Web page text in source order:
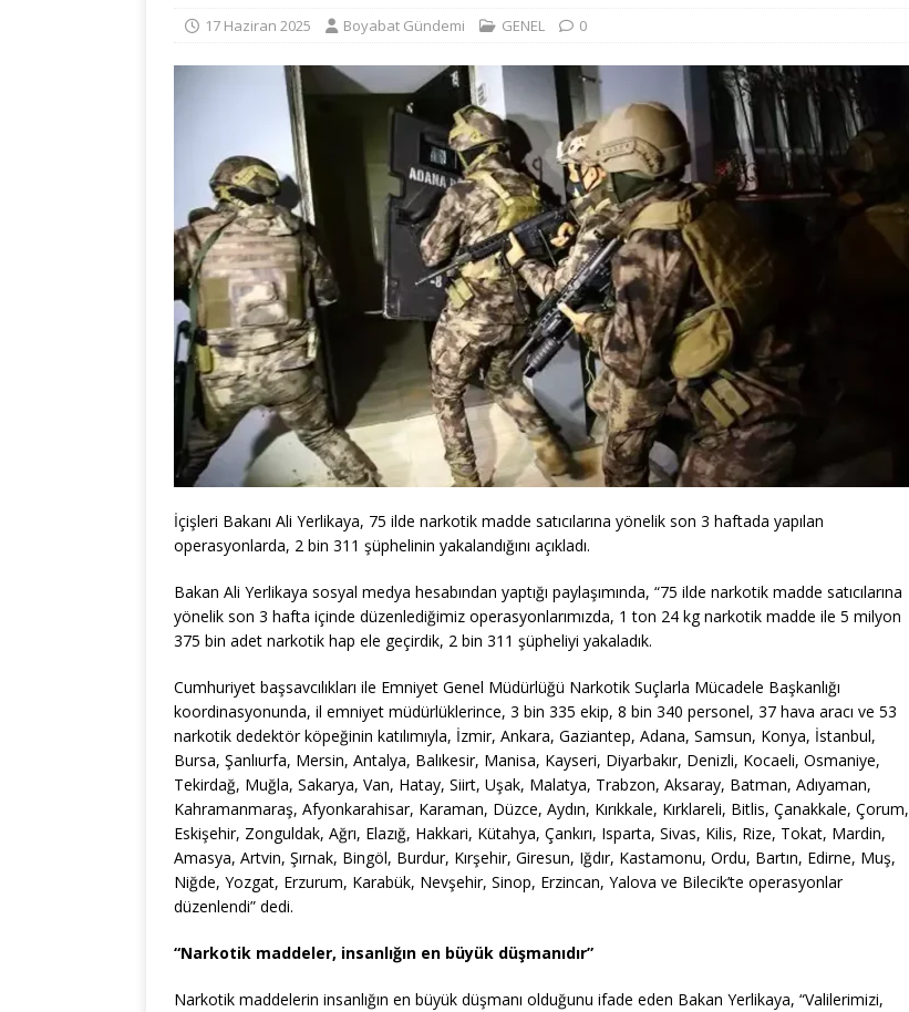
17 Haziran 2025 Boyabat Gündemi GENEL 0
İçişleri Bakanı Ali Yerlikaya, 75 ilde narkotik madde satıcılarına yönelik son 3 haftada yapılan
operasyonlarda, 2 bin 311 şüphelinin yakalandığını açıkladı.
Bakan Ali Yerlikaya sosyal medya hesabından yaptığı paylaşımında, “75 ilde narkotik madde satıcılarına
yönelik son 3 hafta içinde düzenlediğimiz operasyonlarımızda, 1 ton 24 kg narkotik madde ile 5 milyon
375 bin adet narkotik hap ele geçirdik, 2 bin 311 şüpheliyi yakaladık.
Cumhuriyet başsavcılıkları ile Emniyet Genel Müdürlüğü Narkotik Suçlarla Mücadele Başkanlığı
koordinasyonunda, il emniyet müdürlüklerince, 3 bin 335 ekip, 8 bin 340 personel, 37 hava aracı ve 53
narkotik dedektör köpeğinin katılımıyla, İzmir, Ankara, Gaziantep, Adana, Samsun, Konya, İstanbul,
Bursa, Şanlıurfa, Mersin, Antalya, Balıkesir, Manisa, Kayseri, Diyarbakır, Denizli, Kocaeli, Osmaniye,
Tekirdağ, Muğla, Sakarya, Van, Hatay, Siirt, Uşak, Malatya, Trabzon, Aksaray, Batman, Adıyaman,
Kahramanmaraş, Afyonkarahisar, Karaman, Düzce, Aydın, Kırıkkale, Kırklareli, Bitlis, Çanakkale, Çorum,
Eskişehir, Zonguldak, Ağrı, Elazığ, Hakkari, Kütahya, Çankırı, Isparta, Sivas, Kilis, Rize, Tokat, Mardin,
Amasya, Artvin, Şırnak, Bingöl, Burdur, Kırşehir, Giresun, Iğdır, Kastamonu, Ordu, Bartın, Edirne, Muş,
Niğde, Yozgat, Erzurum, Karabük, Nevşehir, Sinop, Erzincan, Yalova ve Bilecik’te operasyonlar
düzenlendi” dedi.
“Narkotik maddeler, insanlığın en büyük düşmanıdır”
Narkotik maddelerin insanlığın en büyük düşmanı olduğunu ifade eden Bakan Yerlikaya, “Valilerimizi,